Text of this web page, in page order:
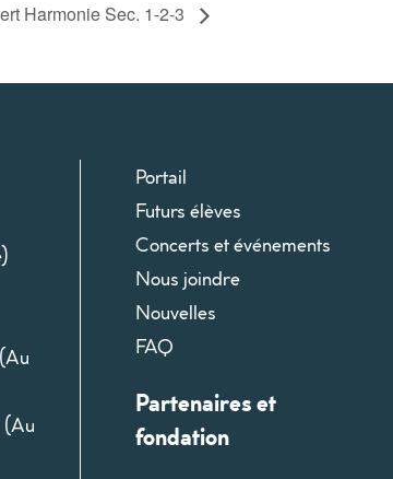
Harmonie Sec. 1-2-3
(Au
Portail
Futurs élèves
Concerts et événements
Nous joindre
Nouvelles
FAQ
Partenaires et
fondation